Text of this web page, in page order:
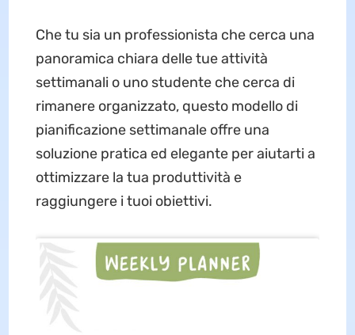
Che tu sia un professionista che cerca una
panoramica chiara delle tue attività
settimanali o uno studente che cerca di
rimanere organizzato, questo modello di
pianificazione settimanale offre una
soluzione pratica ed elegante per aiutarti a
ottimizzare la tua produttività e
raggiungere i tuoi obiettivi.